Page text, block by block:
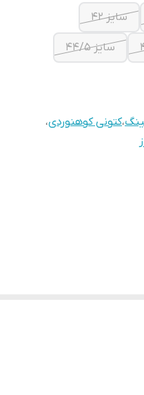
سایز ۴۲
سایز ۴۴/۵
،کتونی کوهنوردی،